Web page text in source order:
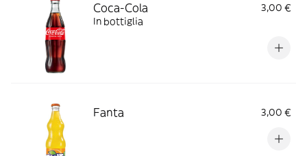
Coca-Cola
3,00 €
In bottiglia
Fanta 3,00 €